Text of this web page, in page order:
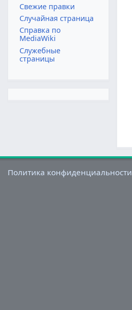
Свежие правки
Случайная страница
Справка по
MediaWiki
Служебные
страницы
Политика конфиденциальности